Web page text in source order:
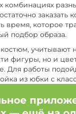
Цвет Зеленый, Размер
Размер 62, Сезон
Размер 52, Сезон Лето
Цвет Черный,
Размер 58, Сезон Лето
комбинациях
заказать
время, которое
подбор образа.
учитывают
фигуры, но и
Для работы
из юбки с
с удлиненным
Хороший выбор –